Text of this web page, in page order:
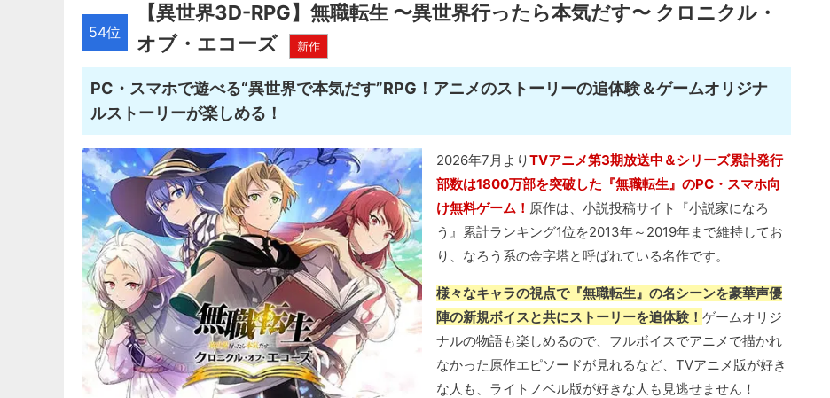
54位
【異世界3D-RPG】無職転生 〜異世界行ったら本気だす〜 クロニクル・
オブ・エコーズ
新作
PC・スマホで遊べる“異世界で本気だす”RPG！アニメのストーリーの追体験＆ゲームオリジナ
ルストーリーが楽しめる！
2026年7月よりTVアニメ第3期放送中＆シリーズ累計発行
部数は1800万部を突破した『無職転生』のPC・スマホ向
け無料ゲーム！ 原作は、小説投稿サイト『小説家になろ
う』累計ランキング1位を2013年～2019年まで維持してお
り、なろう系の金字塔と呼ばれている名作です。
様々なキャラの視点で『無職転生』の名シーンを豪華声優
陣の新規ボイスと共にストーリーを追体験！ゲームオリジ
ナルの物語も楽しめるので、 フルボイスでアニメで描かれ
なかった原作エピソードが見れるなど、TVアニメ版が好き
な人も、ライトノベル版が好きな人も見逃せません！